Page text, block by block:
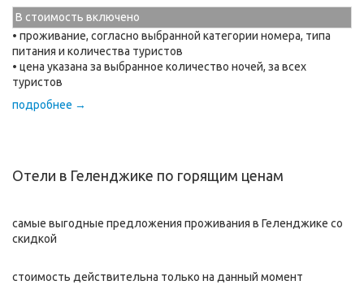
В стоимость включено
• проживание, согласно выбранной категории номера, типа
питания и количества туристов
• цена указана за выбранное количество ночей, за всех
туристов
подробнее →
Отели в Геленджике по горящим ценам
самые выгодные предложения проживания в Геленджике со
скидкой
стоимость действительна только на данный момент